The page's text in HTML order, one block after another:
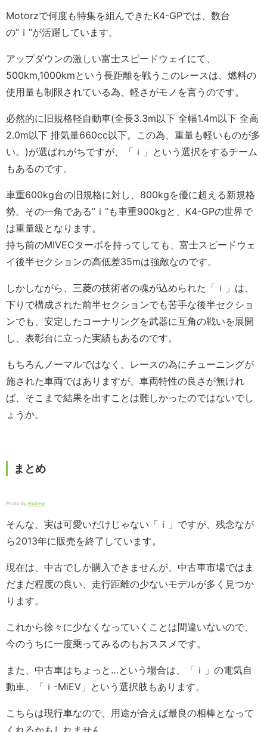
Motorzで何度も特集を組んできたK4-GPでは、数台
の”ｉ”が活躍しています。
アップダウンの激しい富士スピードウェイにて、
500km,1000kmという長距離を戦うこのレースは、燃料の
使用量も制限されている為、軽さがモノを言うのです。
必然的に旧規格軽自動車(全長3.3m以下 全幅1.4m以下 全高
2.0m以下 排気量660cc以下。この為、重量も軽いものが多
い。)が選ばれがちですが、「ｉ」という選択をするチーム
もあるのです。
車重600kg台の旧規格に対し、800kgを優に超える新規格
勢。その一角である”ｉ”も車重900kgと、K4-GPの世界で
は重量級となります。
持ち前のMIVECターボを持ってしても、富士スピードウェ
イ後半セクションの高低差35mは強敵なのです。
しかしながら、三菱の技術者の魂が込められた「ｉ」は、
下りで構成された前半セクションでも苦手な後半セクショ
ンでも、安定したコーナリングを武器に互角の戦いを展開
し、表彰台に立った実績もあるのです。
もちろんノーマルではなく、レースの為にチューニングが
施された車両ではありますが、車両特性の良さが無けれ
ば、そこまで結果を出すことは難しかったのではないでし
ょうか。
まとめ
Photo by Andrew
そんな、実は可愛いだけじゃない「ｉ」ですが、残念なが
ら2013年に販売を終了しています。
現在は、中古でしか購入できませんが、中古車市場ではま
だまだ程度の良い、走行距離の少ないモデルが多く見つか
ります。
これから徐々に少なくなっていくことは間違いないので、
今のうちに一度乗ってみるのもおススメです。
また、中古車はちょっと…という場合は、「ｉ」の電気自
動車、「ｉ-MiEV」という選択肢もあります。
こちらは現行車なので、用途が合えば最良の相棒となって